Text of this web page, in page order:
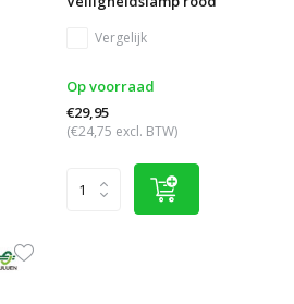
Vergelijk
Op voorraad
€29,95
(€24,75 excl. BTW)